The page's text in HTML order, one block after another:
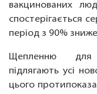
вакцинованих
спостерігається
період з 90%
Щепленню для
підлягають усі
цього